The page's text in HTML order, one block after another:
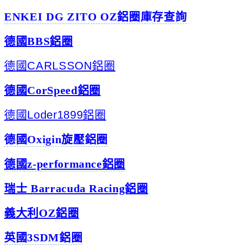
ENKEI DG ZITO OZ鋁圈庫存查詢
德國BBS鋁圈
德國CARLSSON鋁圈
德國CorSpeed鋁圈
德國Loder1899鋁圈
德國Oxigin旋壓鋁圈
德國z-performance鋁圈
瑞士 Barracuda Racing鋁圈
義大利OZ鋁圈
英國3SDM鋁圈